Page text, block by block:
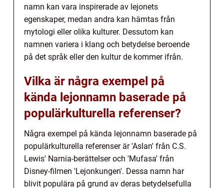
namn kan vara inspirerade av lejonets
egenskaper, medan andra kan hämtas från
mytologi eller olika kulturer. Dessutom kan
namnen variera i klang och betydelse beroende
på det språk eller den kultur de kommer ifrån.
Vilka är några exempel på
kända lejonnamn baserade på
populärkulturella referenser?
Några exempel på kända lejonnamn baserade på
populärkulturella referenser är 'Aslan' från C.S.
Lewis' Narnia-berättelser och 'Mufasa' från
Disney-filmen 'Lejonkungen'. Dessa namn har
blivit populära på grund av deras betydelsefulla